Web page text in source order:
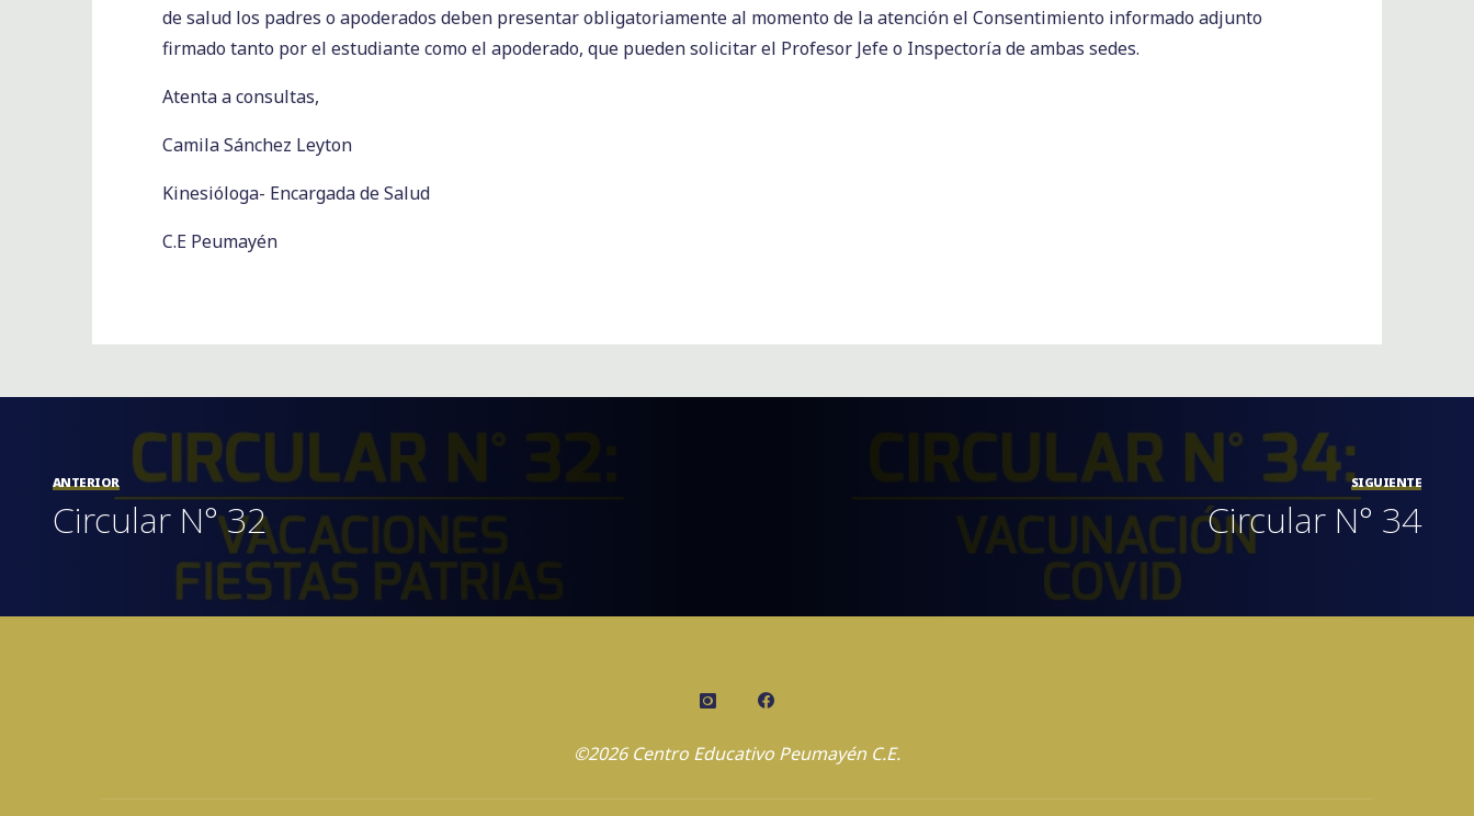
de salud los padres o apoderados deben presentar obligatoriamente al momento de la atención el Consentimiento informado adjunto
firmado tanto por el estudiantecomo el apoderado, que pueden solicitar el Profesor Jefe o Inspectoría de ambas sedes.
Atenta a consultas,
Camila Sánchez Leyton
Kinesióloga- Encargada de Salud
C.E Peumayén
ANTERIOR
Circular N° 32
SIGUIENTE
Circular N° 34
©2026 Centro Educativo Peumayén C.E.